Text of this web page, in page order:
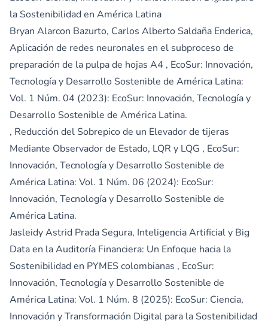
la Sostenibilidad en América Latina
Bryan Alarcon Bazurto, Carlos Alberto Saldaña Enderica,
Aplicación de redes neuronales en el subproceso de
preparación de la pulpa de hojas A4 , EcoSur: Innovación,
Tecnología y Desarrollo Sostenible de América Latina:
Vol. 1 Núm. 04 (2023): EcoSur: Innovación, Tecnología y
Desarrollo Sostenible de América Latina.
, Reducción del Sobrepico de un Elevador de tijeras
Mediante Observador de Estado, LQR y LQG , EcoSur:
Innovación, Tecnología y Desarrollo Sostenible de
América Latina: Vol. 1 Núm. 06 (2024): EcoSur:
Innovación, Tecnología y Desarrollo Sostenible de
América Latina.
Jasleidy Astrid Prada Segura, Inteligencia Artificial y Big
Data en la Auditoría Financiera: Un Enfoque hacia la
Sostenibilidad en PYMES colombianas , EcoSur:
Innovación, Tecnología y Desarrollo Sostenible de
América Latina: Vol. 1 Núm. 8 (2025): EcoSur: Ciencia,
Innovación y Transformación Digital para la Sostenibilidad